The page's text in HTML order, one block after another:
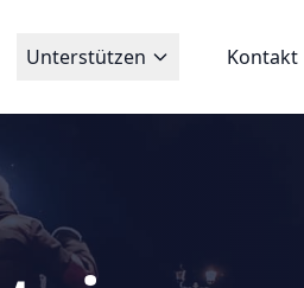
Unterstützen Kontakt